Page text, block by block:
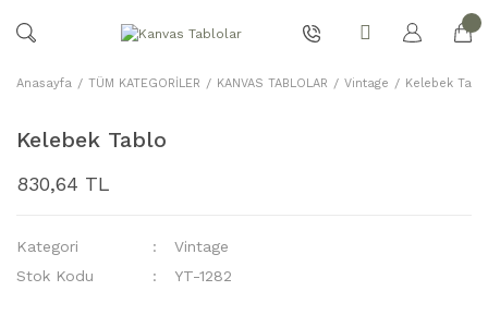
Anasayfa TÜM KATEGORİLER KANVAS TABLOLAR Vintage Kelebek
Kelebek Tablo
830,64 TL
Kategori
Vintage
Stok Kodu
YT-1282